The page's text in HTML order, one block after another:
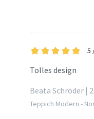
5
Tolles design
Beata Schröder |
Teppich Modern -